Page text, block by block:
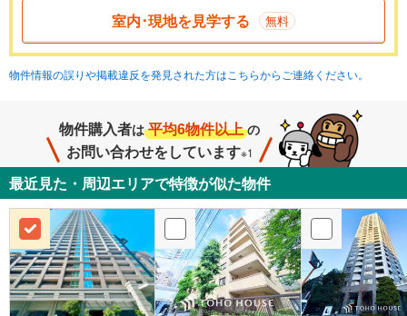
室内･現地を見学する 無料
物件情報の誤りや掲載違反を発見された方はこちらからご連絡ください。
物件購入者は 平均6物件以上 の
お問い合わせをしています※1
最近見た・周辺エリアで特徴が似た物件